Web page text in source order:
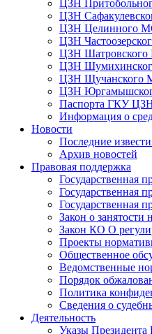
ЦЗН
ЦЗН
ЦЗН Целинного
ЦЗН
ЦЗН
ЦЗН
ЦЗН Щучанского
ЦЗН
Паспорта ГКУ
Информация о
Новости
Последние
Архив новостей
Правовая поддержка
Государственная
Государственная
Государственная
Закон о занятости
Закон КО О
Проекты
Общественное
Ведомственные
Порядок
Политика
Сведения о
Деятельность
Указы Президента